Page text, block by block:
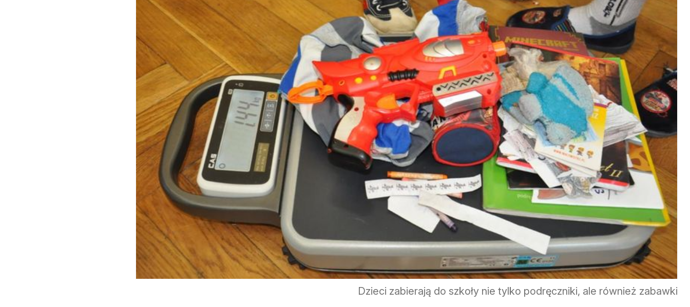
Dzieci zabierają do szkoły nie tylko podręczniki, ale również zabawki